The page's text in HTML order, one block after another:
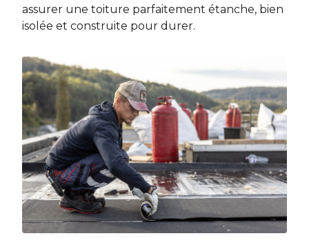
assurer une toiture parfaitement étanche, bien
isolée et construite pour durer.